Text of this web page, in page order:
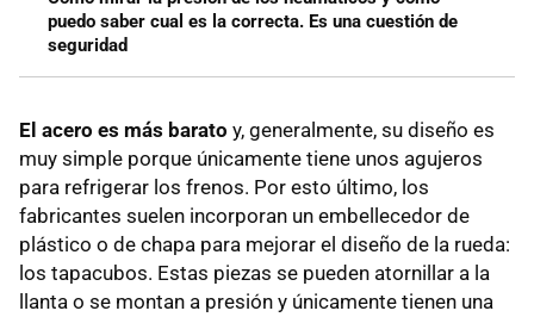
puedo saber cual es la correcta. Es una cuestión de
seguridad
El acero es más barato y, generalmente, su diseño es
muy simple porque únicamente tiene unos agujeros
para refrigerar los frenos. Por esto último, los
fabricantes suelen incorporan un embellecedor de
plástico o de chapa para mejorar el diseño de la rueda:
los tapacubos. Estas piezas se pueden atornillar a la
llanta o se montan a presión y únicamente tienen una